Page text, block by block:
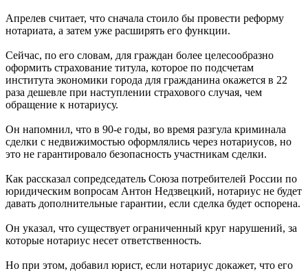
Апрелев считает, что сначала стоило бы провести реформу
нотариата, а затем уже расширять его функции.
Сейчас, по его словам, для граждан более целесообразно
оформить страхование титула, которое по подсчетам
института экономики города для гражданина окажется в 22
раза дешевле при наступлении страхового случая, чем
обращение к нотариусу.
Он напомнил, что в 90-е годы, во время разгула криминала
сделки с недвижимостью оформлялись через нотариусов, но
это не гарантировало безопасность участникам сделки.
Как рассказал сопредседатель Союза потребителей России по
юридическим вопросам Антон Недзвецкий, нотариус не будет
давать дополнительные гарантии, если сделка будет оспорена.
Он указал, что существует ограниченный круг нарушений, за
которые нотариус несет ответственность.
Но при этом, добавил юрист, если нотариус докажет, что его